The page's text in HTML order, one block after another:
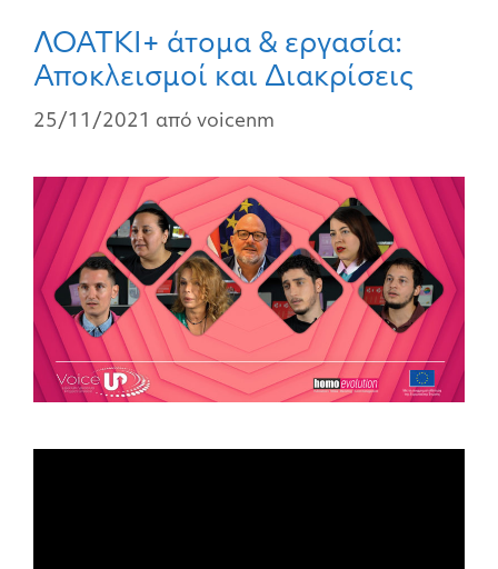
ΛΟΑΤΚΙ+ άτομα & εργασία:
Αποκλεισμοί και Διακρίσεις
25/11/2021 από voicenm